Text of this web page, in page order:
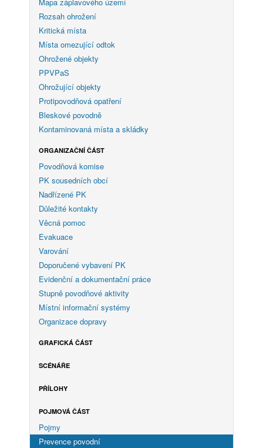
Rozsah ohrožení
Kritická místa
Místa omezující odtok
Ohrožené objekty
PPVPaS
Ohrožující objekty
Protipovodňová opatření
Bleskové povodně
Kontaminovaná místa a skládky
ORGANIZAČNÍ ČÁST
Povodňová komise
PK sousedních obcí
Nadřízené PK
Důležité kontakty
Věcná pomoc
Evakuace
Varování
Doporučené vybavení PK
Evidenční a dokumentační práce
Stupně povodňové aktivity
Místní informační systémy
Organizace dopravy
GRAFICKÁ ČÁST
SCÉNÁŘE
PŘÍLOHY
POJMOVÁ ČÁST
Pojmy
Prevence povodní